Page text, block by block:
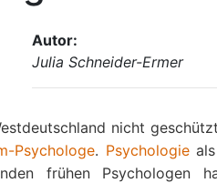
Autor:
Julia Schneider-Ermer
nicht
Psychologe. Psychologieals
frühen Psychologen